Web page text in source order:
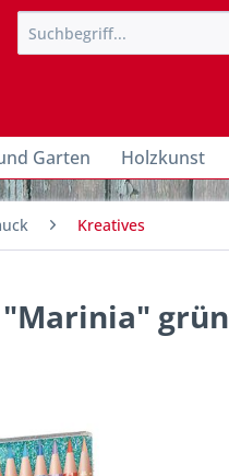
Garten Holzkunst
Kreatives
grün